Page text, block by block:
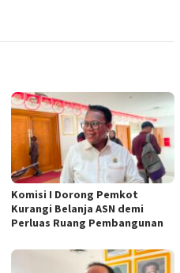
Komisi I Dorong Pemkot
Kurangi Belanja ASN demi
Perluas Ruang Pembangunan